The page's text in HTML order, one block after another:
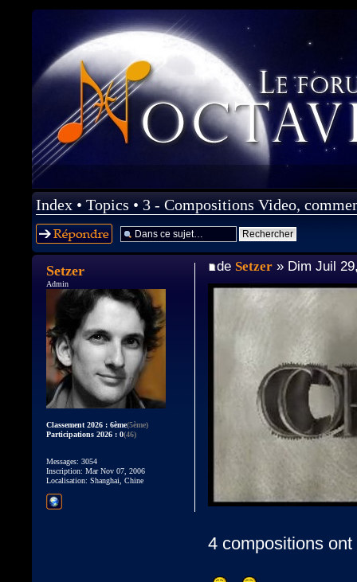
Index • Topics • 3 - Compositions Video,
Répondre
de Setzer » Dim Juil
4 compositions
Setzer
Admin
Classement 2026 : 6ème(5ème)
Participations 2026 : 0(46)
Messages: 3054
Inscription: Mar Nov 07, 2006
Localisation: Shanghai, Chine